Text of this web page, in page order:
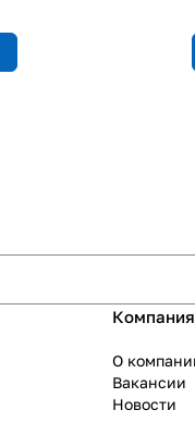
Компания
О
Вакансии
Новости